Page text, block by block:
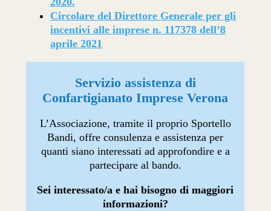
Circolare del Direttore Generale per gli
incentivi alle imprese n. 117378 dell’8
aprile 2021
Servizio assistenza di
Confartigianato Imprese Verona
L’Associazione, tramite il proprio Sportello
Bandi, offre consulenza e assistenza per
quanti siano interessati ad approfondire e a
partecipare al bando.
Sei interessato/a e hai bisogno di maggiori
informazioni?